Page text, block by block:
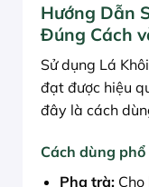
Hướng Dẫn
Đúng Cách
Sử dụng Lá
đạt được hiệu
đây là cách
Cách dùng phổ
Pha trà:Cho